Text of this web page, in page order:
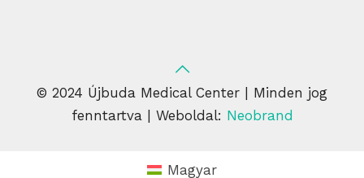
© 2024 Újbuda Medical Center | Minden jog
fenntartva | Weboldal: Neobrand
Magyar